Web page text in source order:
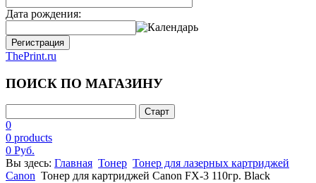
Дата рождения:
Регистрация
ThePrint.ru
ПОИСК ПО МАГАЗИНУ
0
0 products
0 Руб.
Вы здесь: Главная Тонер Тонер для лазерных картриджей
Canon Тонер для картриджей Canon FX-3 110гр. Black